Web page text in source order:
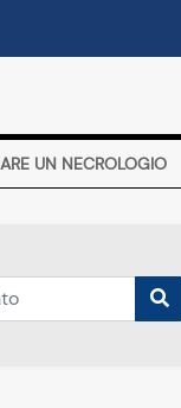
UN NECROLOGIO